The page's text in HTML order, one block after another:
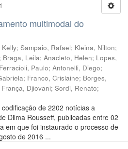
multimodal do
Kelly; Sampaio, Rafael; Kleina, Nilton;
; Braga, Leila; Anacleto, Helen; Lopes,
Ferracioli, Paulo; Antonelli, Diego;
; Franco, Crislaine; Borges,
França, Djiovani; Sordi, Renato;
de 2202 notícias a
Dilma Rousseff, publicadas entre 02
em que foi instaurado o processo de
de 2016 ...